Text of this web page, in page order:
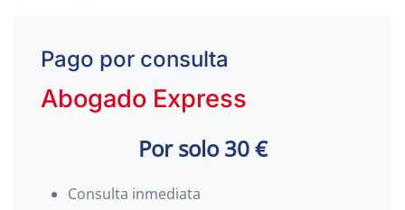
Pago por consulta
Abogado Express
Por solo 30 €
Consulta inmediata